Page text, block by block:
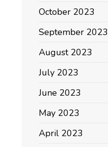
October 2023
September 2023
August 2023
July 2023
June 2023
May 2023
April 2023